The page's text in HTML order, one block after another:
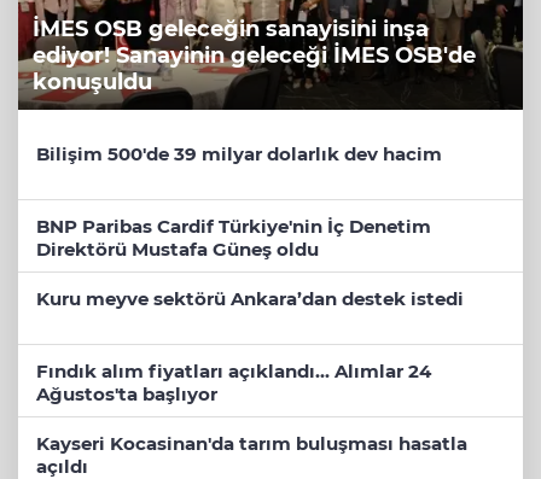
İMES OSB geleceğin sanayisini inşa
ediyor! Sanayinin geleceği İMES OSB'de
konuşuldu
Bilişim 500'de 39 milyar dolarlık dev hacim
BNP Paribas Cardif Türkiye'nin İç Denetim
Direktörü Mustafa Güneş oldu
Kuru meyve sektörü Ankara’dan destek istedi
Fındık alım fiyatları açıklandı... Alımlar 24
Ağustos'ta başlıyor
Kayseri Kocasinan'da tarım buluşması hasatla
açıldı